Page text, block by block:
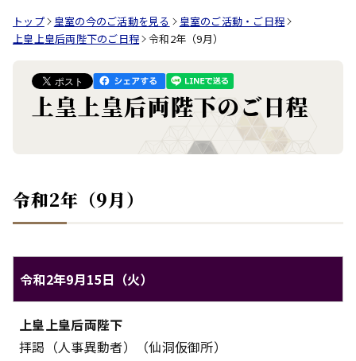
トップ 皇室の今のご活動を見る
皇室のご活動・ご日程
上皇上皇后両陛下のご日程
令和2年（9月）
上皇上皇后両陛下のご日程
令和2年（9月）
令和2年9月15日（火）
対象 内容
上皇上皇后両陛下
拝謁（人事異動者）（仙洞仮御所）